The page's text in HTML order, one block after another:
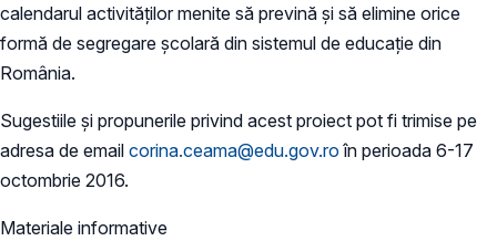
calendarul activităţilor menite să prevină şi să elimine orice
formă de segregare şcolară din sistemul de educaţie din
România.
Sugestiile şi propunerile privind acest proiect pot fi trimise pe
adresa de email corina.ceama@edu.gov.ro în perioada 6-17
octombrie 2016.
Materiale informative